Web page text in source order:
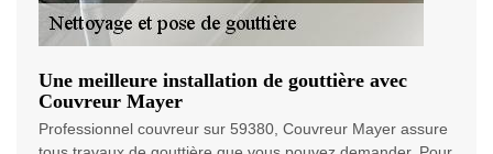
Une meilleure installation de gouttière avec
Couvreur Mayer
Professionnel couvreur sur 59380, Couvreur Mayer assure